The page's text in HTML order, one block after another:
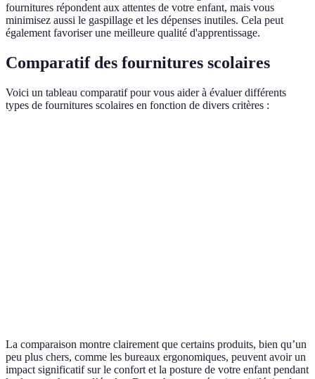
fournitures répondent aux attentes de votre enfant, mais vous
minimisez aussi le gaspillage et les dépenses inutiles. Cela peut
également favoriser une meilleure qualité d'apprentissage.
Comparatif des fournitures scolaires
Voici un tableau comparatif pour vous aider à évaluer différents
types de fournitures scolaires en fonction de divers critères :
La comparaison montre clairement que certains produits, bien qu’un
peu plus chers, comme les bureaux ergonomiques, peuvent avoir un
impact significatif sur le confort et la posture de votre enfant pendant